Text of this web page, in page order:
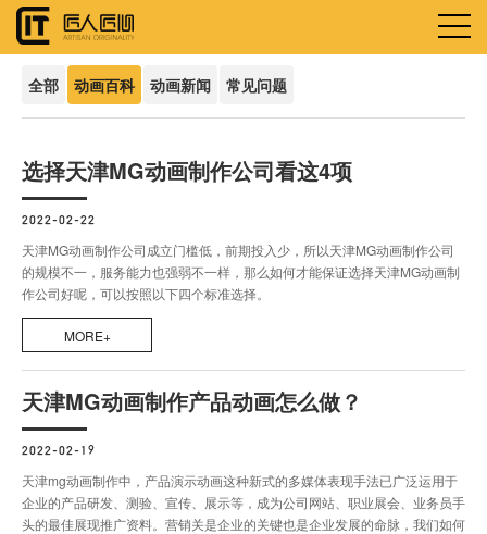
全部 动画百科 动画新闻 常见问题
选择天津MG动画制作公司看这4项
2022-02-22
天津MG动画制作公司成立门槛低，前期投入少，所以天津MG动画制作公司
的规模不一，服务能力也强弱不一样，那么如何才能保证选择天津MG动画制
作公司好呢，可以按照以下四个标准选择。
MORE+
天津MG动画制作产品动画怎么做？
2022-02-19
天津mg动画制作中，产品演示动画这种新式的多媒体表现手法已广泛运用于
企业的产品研发、测验、宣传、展示等，成为公司网站、职业展会、业务员手
头的最佳展现推广资料。营销关是企业的关键也是企业发展的命脉，我们如何